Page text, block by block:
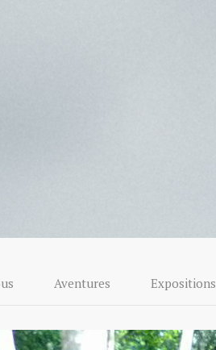
Aventures Expositions